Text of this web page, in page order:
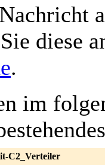
diese
.
im
C2_Verteiler